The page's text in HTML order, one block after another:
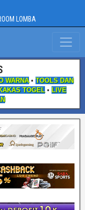
LOMBA
WARNA• TOOLS DAN
TOGEL• LIVE